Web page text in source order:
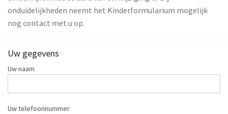
onduidelijkheden neemt het Kinderformularium mogelijk
nog contact met u op.
Uw gegevens
Uw naam
Uw telefoonnummer